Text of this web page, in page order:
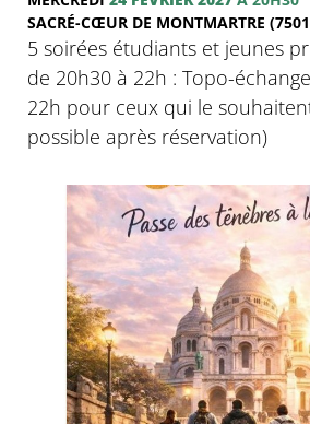
SACRÉ-CŒUR DE MONTMARTRE
5 soirées étudiants et jeunes
de 20h30 à 22h : Topo-
22h pour ceux qui le
possible après réservation)